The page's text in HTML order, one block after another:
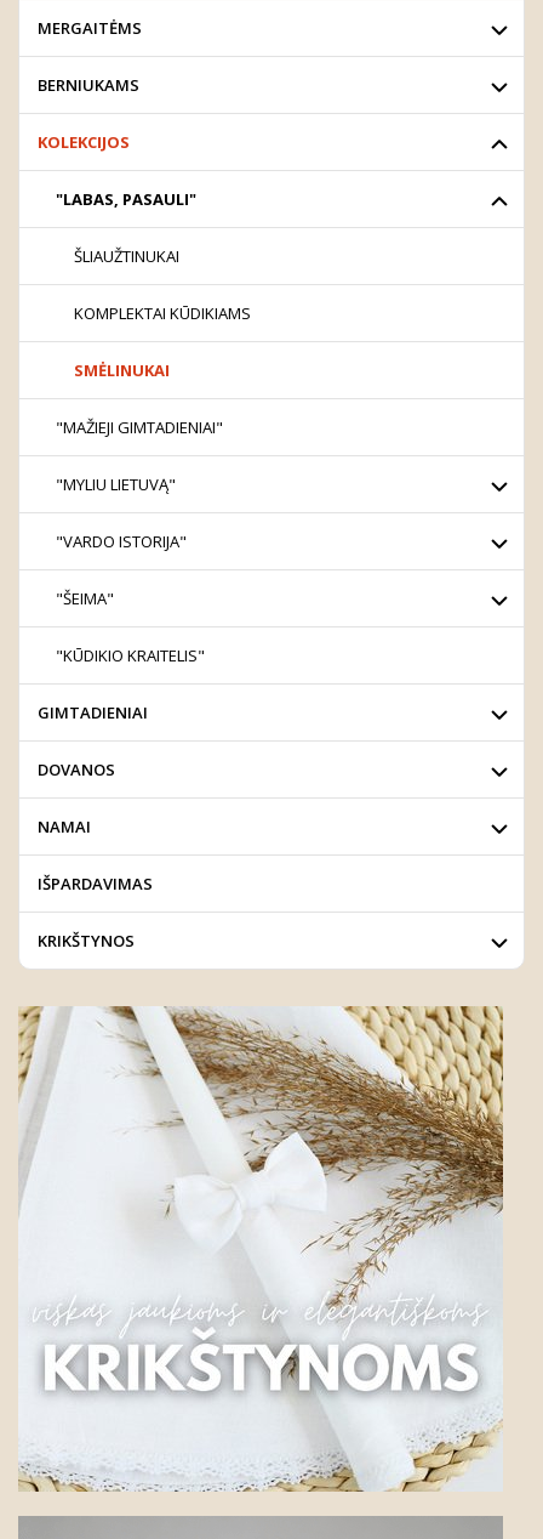
MERGAITĖMS
BERNIUKAMS
KOLEKCIJOS
"LABAS, PASAULI"
ŠLIAUŽTINUKAI
KOMPLEKTAI KŪDIKIAMS
SMĖLINUKAI
"MAŽIEJI GIMTADIENIAI"
"MYLIU LIETUVĄ"
"VARDO ISTORIJA"
"ŠEIMA"
"KŪDIKIO KRAITELIS"
GIMTADIENIAI
DOVANOS
NAMAI
IŠPARDAVIMAS
KRIKŠTYNOS